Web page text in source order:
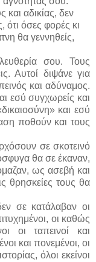
αδικίας, δεν
ότι όσες φορές κι
θα γεννηθείς,
σου. Τους
Αυτοί διψάνε για
και αδύναμος.
εσύ συγχωρείς και
και εσύ
ποθούν και τους
σε σκοτεινό
θα σε έκαναν,
ως ασεβή και
θρησκείες τους θα
σε κατάλαβαν οι
οι καθώς
οι ταπεινοί και
και πονεμένοι, οι
όλοι εκείνοι